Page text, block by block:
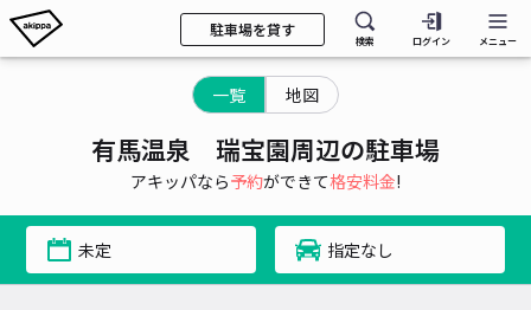
駐車場を貸す
検索 ログイン メニュー
一覧 地図
有馬温泉 瑞宝園周辺の駐車場
アキッパなら予約ができて格安料金!
未定 指定なし